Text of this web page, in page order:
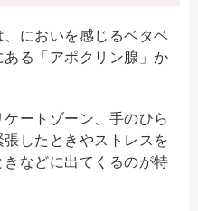
においを感じるベタベ
る「アポクリン腺」か
ケートゾーン、手のひら
したときやストレスを
などに出てくるのが特